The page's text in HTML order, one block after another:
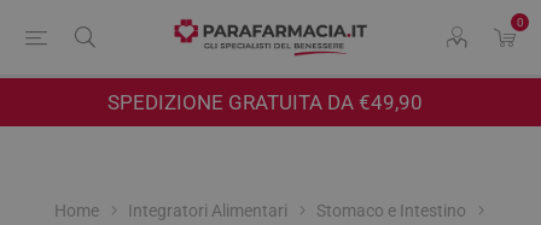
0
SPEDIZIONE GRATUITA DA €49,90
Home Integratori Alimentari
Stomaco e Intestino